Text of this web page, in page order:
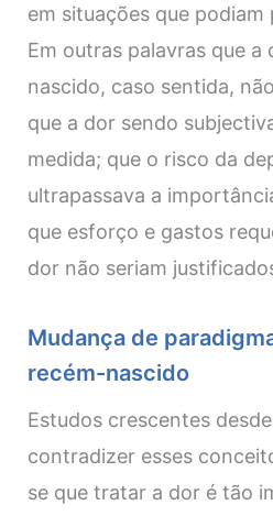
em situações que podiam
Em outras palavras que a
nascido, caso sentida,
que a dor sendo
medida; que o risco da
ultrapassava a
que esforço e gastos
dor não seriam
Mudança de
recém-nascido
Estudos crescentes
contradizer esses
se que tratar a dor é tão